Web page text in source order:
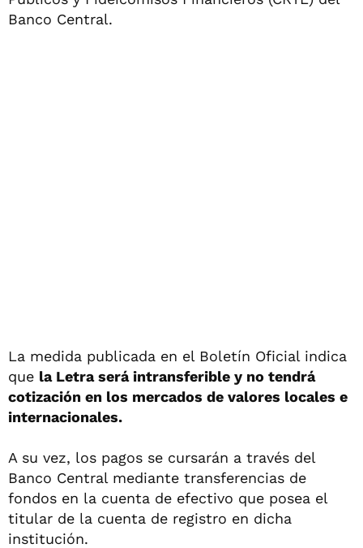
Banco Central.
La medida publicada en el Boletín Oficial indica
que la Letra será intransferible y no tendrá
cotización en los mercados de valores locales e
internacionales.
A su vez, los pagos se cursarán a través del
Banco Central mediante transferencias de
fondos en la cuenta de efectivo que posea el
titular de la cuenta de registro en dicha
institución.